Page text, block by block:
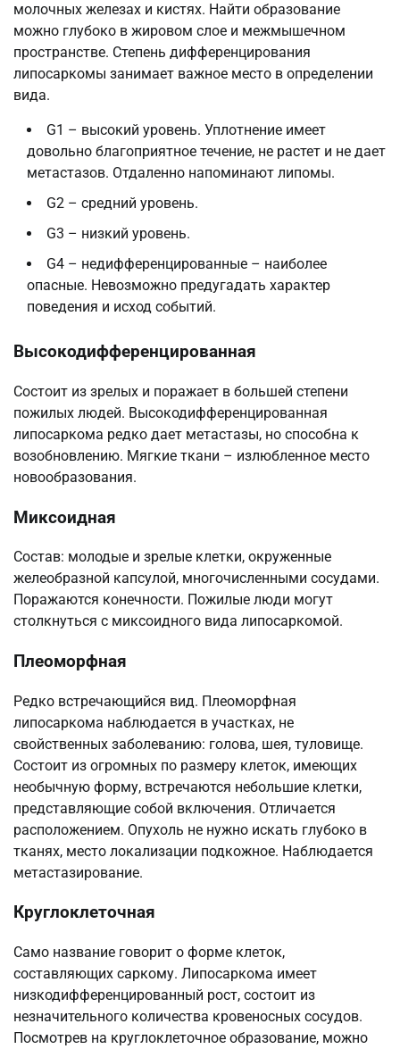
молочных железах и кистях. Найти образование
можно глубоко в жировом слое и межмышечном
пространстве. Степень дифференцирования
липосаркомы занимает важное место в определении
вида.
G1 – высокий уровень. Уплотнение имеет
довольно благоприятное течение, не растет и не дает
метастазов. Отдаленно напоминают липомы.
G2 – средний уровень.
G3 – низкий уровень.
G4 – недифференцированные – наиболее
опасные. Невозможно предугадать характер
поведения и исход событий.
Высокодифференцированная
Состоит из зрелых и поражает в большей степени
пожилых людей. Высокодифференцированная
липосаркома редко дает метастазы, но способна к
возобновлению. Мягкие ткани – излюбленное место
новообразования.
Миксоидная
Состав: молодые и зрелые клетки, окруженные
желеобразной капсулой, многочисленными сосудами.
Поражаются конечности. Пожилые люди могут
столкнуться с миксоидного вида липосаркомой.
Плеоморфная
Редко встречающийся вид. Плеоморфная
липосаркома наблюдается в участках, не
свойственных заболеванию: голова, шея, туловище.
Состоит из огромных по размеру клеток, имеющих
необычную форму, встречаются небольшие клетки,
представляющие собой включения. Отличается
расположением. Опухоль не нужно искать глубоко в
тканях, место локализации подкожное. Наблюдается
метастазирование.
Круглоклеточная
Само название говорит о форме клеток,
составляющих саркому. Липосаркома имеет
низкодифференцированный рост, состоит из
незначительного количества кровеносных сосудов.
Посмотрев на круглоклеточное образование, можно